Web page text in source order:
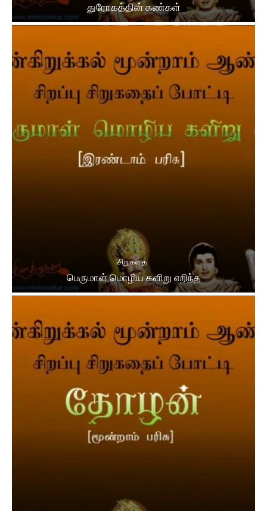
துரோகத்தின் கண்கள்
சிறுகதை
பெருமாள் மொழிய களிறு எறிந்த